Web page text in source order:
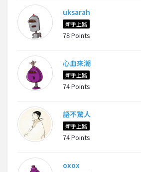
uksarah
新手上路
78 Points
心血來潮
新手上路
74 Points
語不驚人
新手上路
74 Points
oxox